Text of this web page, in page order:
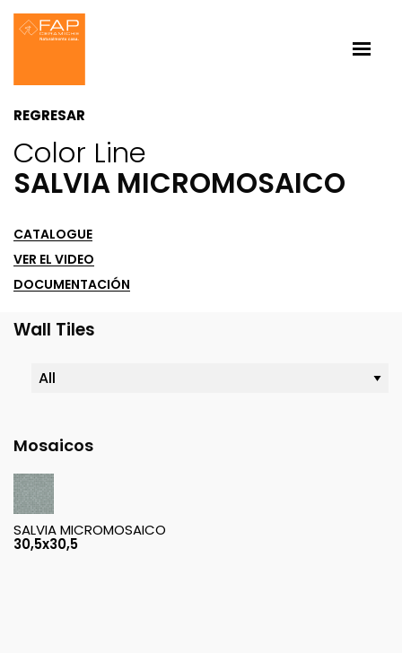
REGRESAR
Color Line
SALVIA MICROMOSAICO
CATALOGUE
VER EL VIDEO
DOCUMENTACIÓN
Wall Tiles
Mosaicos
SALVIA MICROMOSAICO
30,5x30,5